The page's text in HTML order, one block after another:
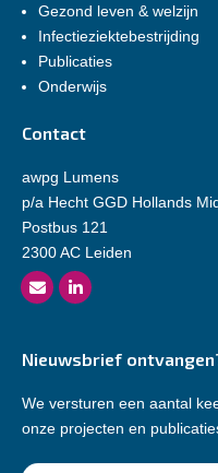
Gezond leven & welzijn
Infectieziektebestrijding
Publicaties
Onderwijs
Contact
awpg Lumens
p/a Hecht GGD Hollands
Postbus 121
2300 AC Leiden
Nieuwsbrief
We versturen een aantal
onze projecten en